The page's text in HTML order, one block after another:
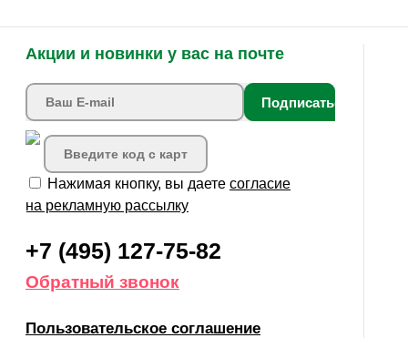
Акции и новинки у вас на почте
Подписаться
Нажимая кнопку, вы даете согласие
на рекламную рассылку
+7 (495) 127-75-82
Обратный звонок
Пользовательское соглашение